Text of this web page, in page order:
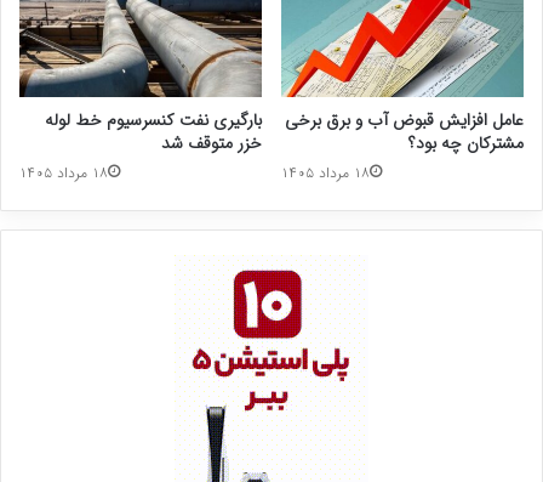
بارگیری نفت کنسرسیوم خط لوله
خزر متوقف شد
۱۸ مرداد ۱۴۰۵
عامل افزایش قبوض آب و برق برخی
مشترکان چه بود؟
۱۸ مرداد ۱۴۰۵